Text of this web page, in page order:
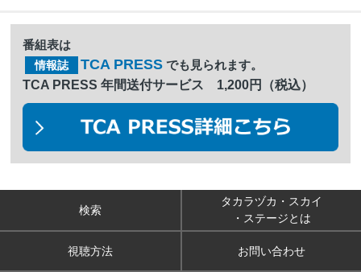
番組表は
情報誌 TCA PRESS でも見られます。
TCA PRESS 年間送付サービス 1,200円（税込）
検索
タカラヅカ・スカイ
・ステージとは
視聴方法 お問い合わせ